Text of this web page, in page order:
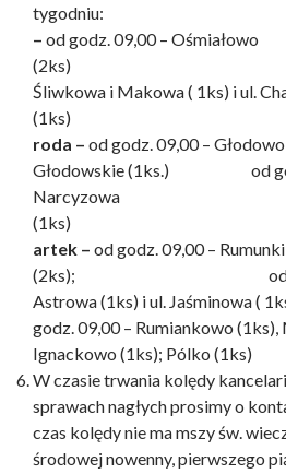
– od godz. 09,00 – Ośmiałowo
(2ks) od godz.
Śliwkowa i Makowa ( 1ks) i ul.
roda – od godz. 09,00 –
Głodowskie (1ks.) od
Narcyzowa
artek – od godz. 09,00 –
(2ks); od godz.
Astrowa (1ks) i ul.
godz. 09,00 – Rumiankowo
Ignackowo (1ks); Pólko (1ks)
W czasie trwania kolędy
sprawach nagłych prosimy o
czas kolędy nie ma mszy św.
środowej nowenny, pierwszego